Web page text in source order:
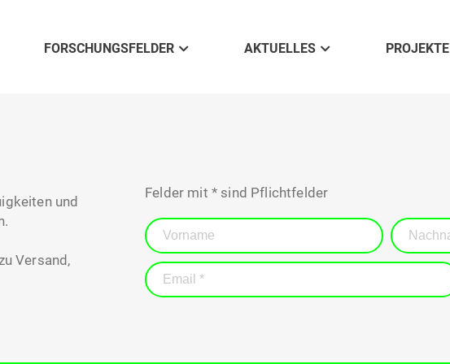
FORSCHUNGSFELDER AKTUELLES PROJEKTE
und
Versand,
Felder mit * sind Pflichtfelder